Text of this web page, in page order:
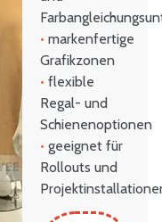
• markenfertige
Grafikzonen
• flexible
Regal- und
Schienenoptionen
• geeignet für
Rollouts und